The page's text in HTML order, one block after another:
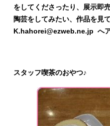
をしてくださったり、展示即
陶芸をしてみたい、作品を見
K.hahorei@ezweb.ne.jp へ
スタッフ喫茶のおやつ♪